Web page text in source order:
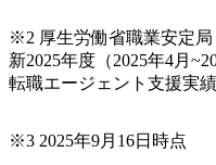
※2 厚生労働省職業安定
新2025年度（2025年4月
転職エージェント支援実
※3 2025年9月16日時点